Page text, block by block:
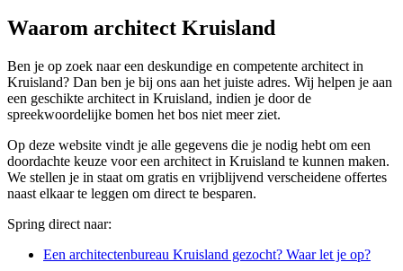
Waarom architect Kruisland
Ben je op zoek naar een deskundige en competente architect in
Kruisland? Dan ben je bij ons aan het juiste adres. Wij helpen je aan
een geschikte architect in Kruisland, indien je door de
spreekwoordelijke bomen het bos niet meer ziet.
Op deze website vindt je alle gegevens die je nodig hebt om een
doordachte keuze voor een architect in Kruisland te kunnen maken.
We stellen je in staat om gratis en vrijblijvend verscheidene offertes
naast elkaar te leggen om direct te besparen.
Spring direct naar:
Een architectenbureau Kruisland gezocht? Waar let je op?